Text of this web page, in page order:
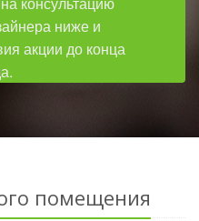
ниже и
акции до конца
помещения